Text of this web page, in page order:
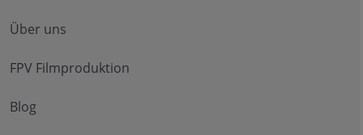
Über uns
FPV Filmproduktion
Blog